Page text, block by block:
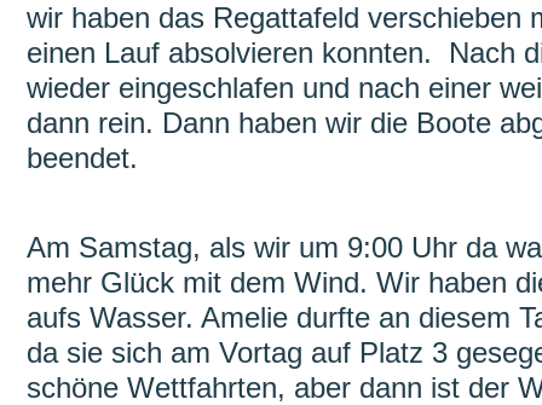
wir haben das Regattafeld verschieben
einen Lauf absolvieren konnten. Nach
wieder eingeschlafen und nach einer
dann rein. Dann haben wir die Boote
beendet.
Am Samstag, als wir um 9:00 Uhr da
mehr Glück mit dem Wind. Wir haben
aufs Wasser. Amelie durfte an diesem
da sie sich am Vortag auf Platz 3
schöne Wettfahrten, aber dann ist der